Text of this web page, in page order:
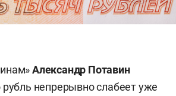
Александр Потавин
рубль непрерывно слабеет уже